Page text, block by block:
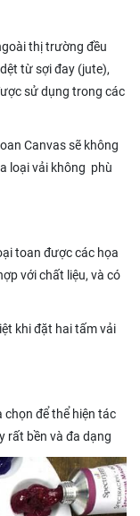
thị trường đều
từ sợi đay (jute),
sử dụng trong các
Canvas sẽ không
loại vải không phù
toan được các họa
với chất liệu, và có
khi đặt hai tấm vải
chọn để thể hiện tác
rất bền và đa dạng